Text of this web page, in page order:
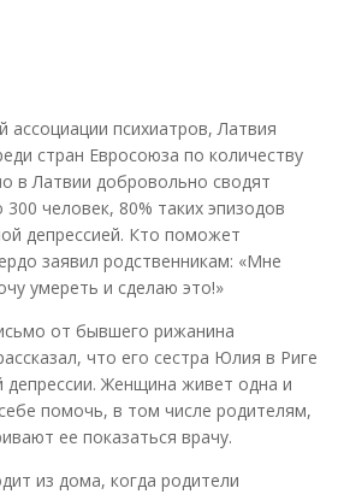
психиатров, Латвия
стран Евросоюза по количеству
в Латвии добровольно сводят
человек, 80% таких эпизодов
депрессией. Кто поможет
заявил родственникам: «Мне
умереть и сделаю это!»
от бывшего рижанина
что его сестра Юлия в Риге
депрессии. Женщина живет одна и
помочь, в том числе родителям,
ее показаться врачу.
из дома, когда родители